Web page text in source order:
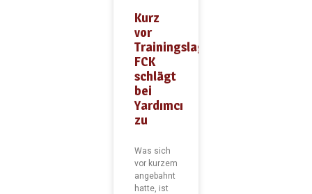
Kurz
vor
Trainingslager:
FCK
schlägt
bei
Yardımcı
zu
Was sich
vor kurzem
angebahnt
hatte, ist